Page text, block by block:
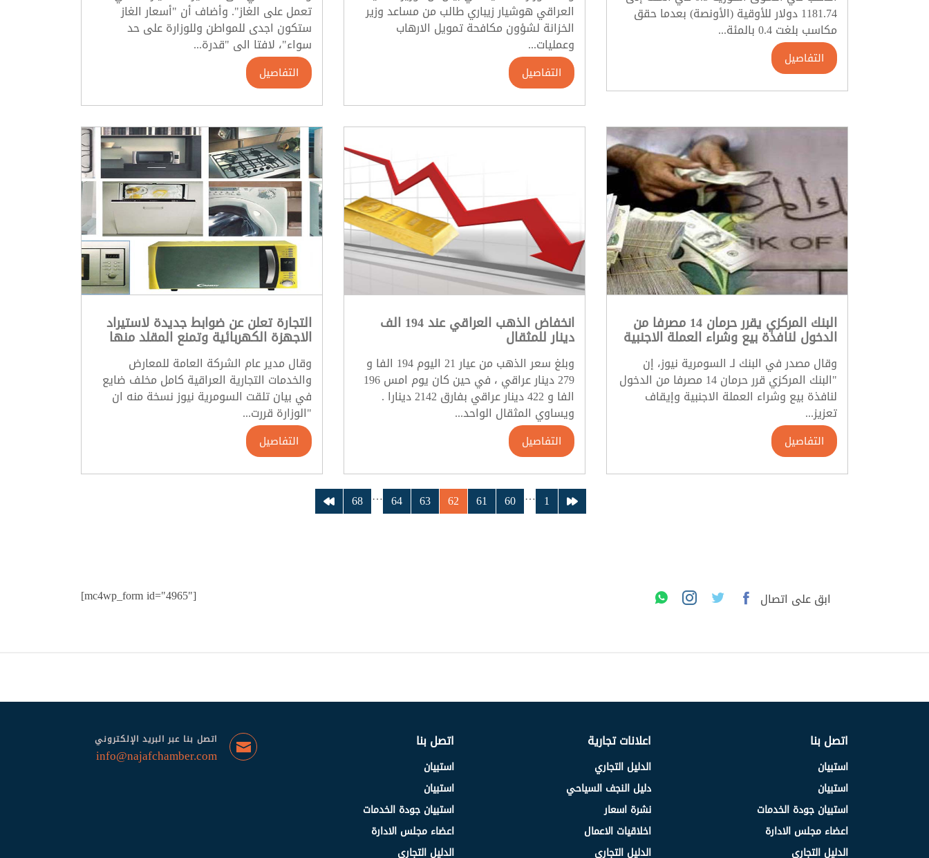
1181.74 دولار للأوقية (الأونصة) بعدما حقق
مكاسب بلغت 0.4 بالمئة...
التفاصيل
العراقي هوشيار زيباري طالب من مساعد وزير
الخزانة لشؤون مكافحة تمويل الارهاب
وعمليات...
التفاصيل
تعمل على الغاز". وأضاف أن "أسعار الغاز
ستكون اجدى للمواطن وللوزارة على حد
سواء"، لافتا الى "قدرة...
التفاصيل
البنك المركزي يقرر حرمان 14 مصرفا من
الدخول لنافذة بيع وشراء العملة الاجنبية
وقال مصدر في البنك لـ السومرية نيوز، إن
"البنك المركزي قرر حرمان 14 مصرفا من الدخول
لنافذة بيع وشراء العملة الاجنبية وإيقاف
تعزيز...
التفاصيل
انخفاض الذهب العراقي عند 194 الف
دينار للمثقال
وبلغ سعر الذهب من عيار 21 اليوم 194 الفا و
279 دينار عراقي ، في حين كان يوم امس 196
الفا و 422 دينار عراقي بفارق 2142 دينارا .
ويساوي المثقال الواحد...
التفاصيل
التجارة تعلن عن ضوابط جديدة لاستيراد
الاجهزة الكهربائية وتمنع المقلد منها
وقال مدير عام الشركة العامة للمعارض
والخدمات التجارية العراقية كامل مخلف ضايع
في بيان تلقت السومرية نيوز نسخة منه ان
"الوزارة قررت...
التفاصيل
1
…
60
61
62
63
64
…
68
ابق على اتصال [mc4wp_form id="4965"]
اتصل بنا
استبيان
استبيان
استبيان جودة الخدمات
اعضاء مجلس الادارة
الدليل التجاري
اعلانات تجارية
الدليل التجاري
دليل النجف السياحي
نشرة اسعار
اخلاقيات الاعمال
الدليل التجاري
اتصل بنا
استبيان
استبيان
استبيان جودة الخدمات
اعضاء مجلس الادارة
الدليل التجاري
اتصل بنا عبر البريد الإلكتروني
info@najafchamber.com